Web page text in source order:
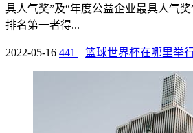
具人气奖”及“年度公益企业最具人气
排名第一者得...
2022-05-16 441 篮球世界杯在哪里举